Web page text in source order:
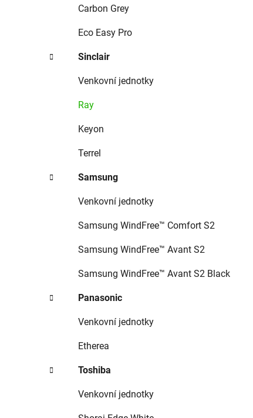
Carbon Grey
Eco Easy Pro
Sinclair
Venkovní jednotky
Ray
Keyon
Terrel
Samsung
Venkovní jednotky
Samsung WindFree™ Comfort S2
Samsung WindFree™ Avant S2
Samsung WindFree™ Avant S2 Black
Panasonic
Venkovní jednotky
Etherea
Toshiba
Venkovní jednotky